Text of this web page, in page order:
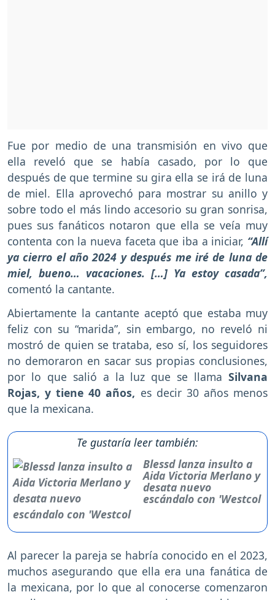
Fue por medio de una transmisión en vivo que
ella reveló que se había casado, por lo que
después de que termine su gira ella se irá de luna
de miel. Ella aprovechó para mostrar su anillo y
sobre todo el más lindo accesorio su gran sonrisa,
pues sus fanáticos notaron que ella se veía muy
contenta con la nueva faceta que iba a iniciar, “Allí
ya cierro el año 2024 y después me iré de luna de
miel, bueno… vacaciones. […] Ya estoy casada”,
comentó la cantante.
Abiertamente la cantante aceptó que estaba muy
feliz con su “marida”, sin embargo, no reveló ni
mostró de quien se trataba, eso sí, los seguidores
no demoraron en sacar sus propias conclusiones,
por lo que salió a la luz que se llama Silvana
Rojas, y tiene 40 años, es decir 30 años menos
que la mexicana.
Te gustaría leer también:
Blessd lanza insulto a
Aida Victoria Merlano y
desata nuevo
escándalo con 'Westcol
Al parecer la pareja se habría conocido en el 2023,
muchos asegurando que ella era una fanática de
la mexicana, por lo que al conocerse comenzaron